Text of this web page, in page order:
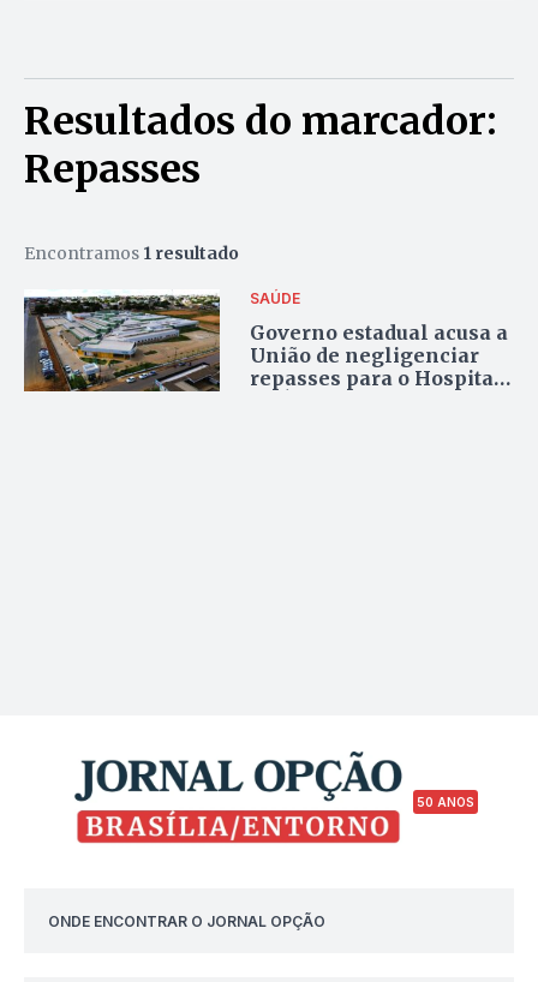
Resultados do marcador:
Repasses
Encontramos 1 resultado
SAÚDE
Governo estadual acusa a
União de negligenciar
repasses para o Hospital
50 ANOS
ONDE ENCONTRAR O JORNAL OPÇÃO